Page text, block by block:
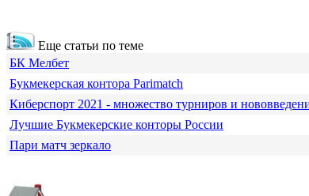
Еще статьи по теме
БК Мелбет
Букмекерская контора Parimatch
Киберспорт 2021 - множество турниров и
Лучшие Букмекерские конторы России
Пари матч зеркало